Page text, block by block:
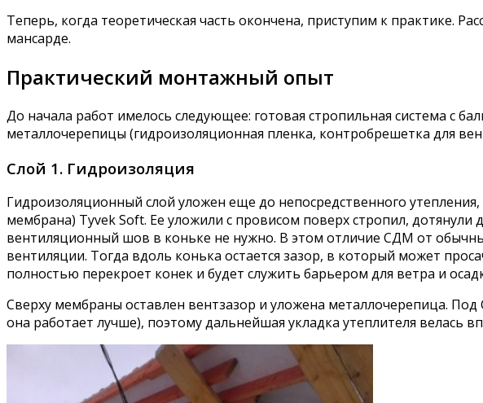
Теперь, когда теоретическая часть окончена, приступим к практике.
мансарде.
Практический монтажный опыт
До начала работ имелось следующее: готовая стропильная система с
металлочерепицы (гидроизоляционная пленка, контробрешетка для
Слой 1. Гидроизоляция
Гидроизоляционный слой уложен еще до непосредственного
мембрана) Tyvek Soft. Ее уложили с провисом поверх стропил,
вентиляционный шов в коньке не нужно. В этом отличие СДМ от
вентиляции. Тогда вдоль конька остается зазор, в который может
полностью перекроет конек и будет служить барьером для ветра и
Сверху мембраны оставлен вентзазор и уложена металлочерепица.
она работает лучше), поэтому дальнейшая укладка утеплителя велась